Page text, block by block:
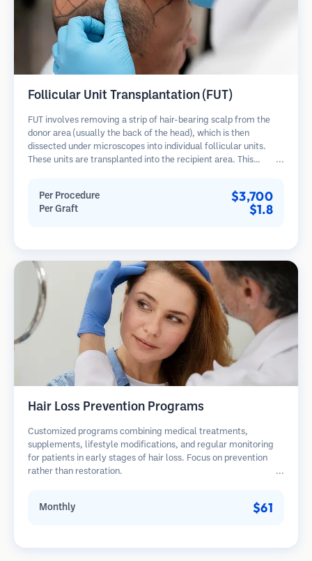
Follicular Unit Transplantation (FUT)
FUT involves removing a strip of hair-bearing scalp from the
donor area (usually the back of the head), which is then
dissected under microscopes into individual follicular units.
These units are transplanted into the recipient area. This
Per Procedure $3,700
Per Graft $1.8
Hair Loss Prevention Programs
Customized programs combining medical treatments,
supplements, lifestyle modifications, and regular monitoring
for patients in early stages of hair loss. Focus on prevention
rather than restoration.
Monthly $61